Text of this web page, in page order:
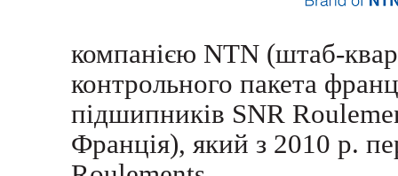
компанією NTN (штаб-
контрольного пакета
підшипників SNR
Франція), який з 2010 р.